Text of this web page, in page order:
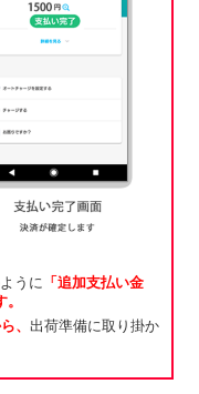
うに 「追加支払い金
、 出荷準備に取り掛か